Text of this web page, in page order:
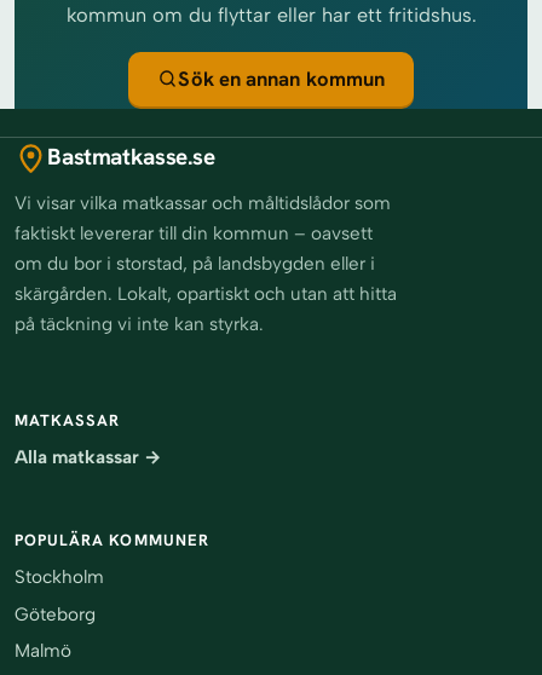
kommun om du flyttar eller har ett fritidshus.
Sök en annan kommun
Bastmatkasse.se
Vi visar vilka matkassar och måltidslådor som
faktiskt levererar till din kommun – oavsett
om du bor i storstad, på landsbygden eller i
skärgården. Lokalt, opartiskt och utan att hitta
på täckning vi inte kan styrka.
MATKASSAR
Alla matkassar →
POPULÄRA KOMMUNER
Stockholm
Göteborg
Malmö